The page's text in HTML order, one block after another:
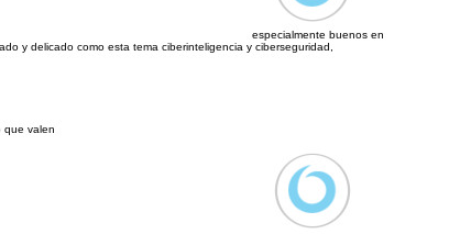
especialmente buenos en
y delicado como esta tema ciberinteligencia y ciberseguridad,
que valen